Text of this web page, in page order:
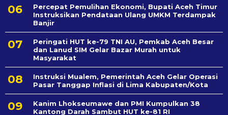
Percepat Pemulihan Ekonomi, Bupati Aceh Timur
Instruksikan Pendataan Ulang UMKM Terdampak
Banjir
Peringati HUT ke-79 TNI AU, Pemkab Aceh Besar
dan Lanud SIM Gelar Bazar Murah untuk
Masyarakat
Instruksi Mualem, Pemerintah Aceh Gelar Operasi
Pasar Tanggap Inflasi di Lima Kabupaten/Kota
Kanim Lhokseumawe dan PMI Kumpulkan 38
Kantong Darah Sambut HUT ke-81 RI